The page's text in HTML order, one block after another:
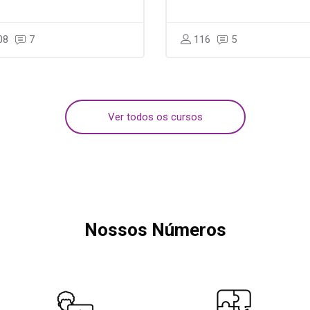
7 116 5
Ver todos os cursos
Nossos Números